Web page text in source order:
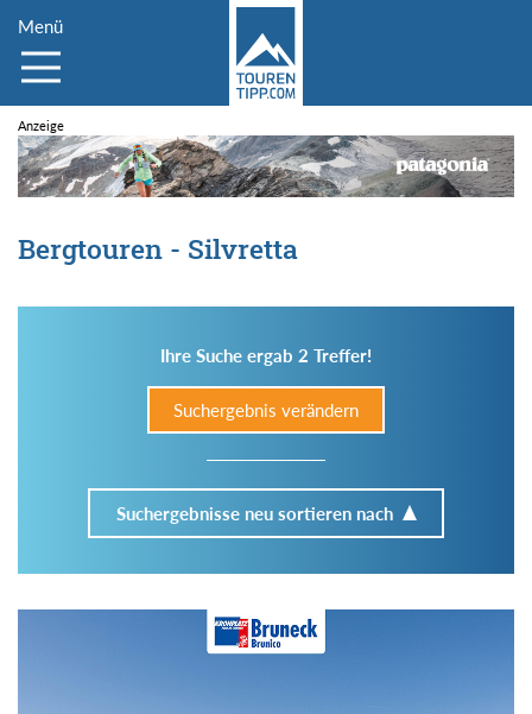
Menü
Bergtouren - Silvretta
Ihre Suche ergab 2 Treffer!
Suchergebnis verändern
Suchergebnisse neu sortieren nach
Im Tourenarchiv suchen